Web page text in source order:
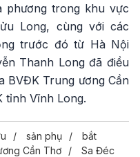
trong khu vực
Long, cùng với các
trước đó từ Hà Nội
Thanh Long đã điều
BVĐK Trung ương Cần
tỉnh Vĩnh Long.
sản phụ
bắt
Cần Thơ Sa Đéc